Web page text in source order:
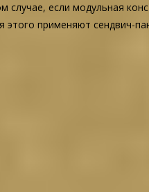
если модульная
этого применяют сендвич-